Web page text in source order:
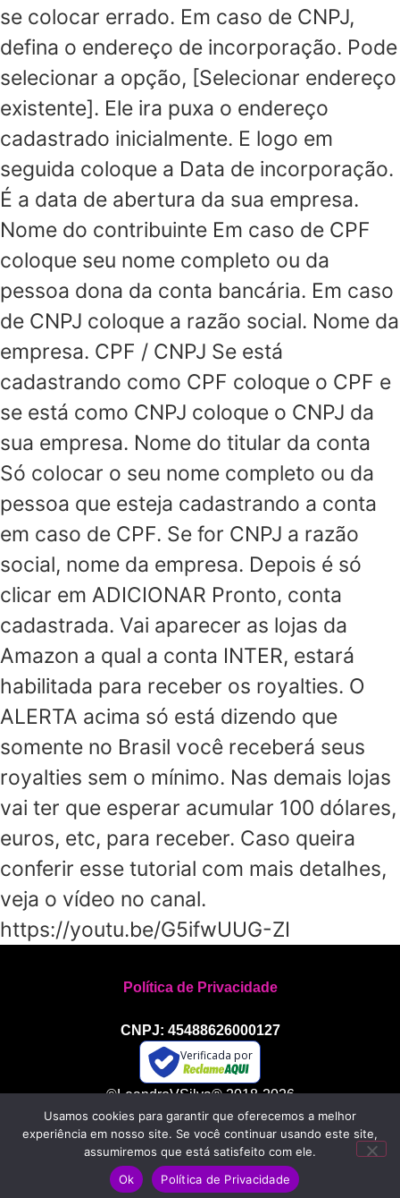
se colocar errado. Em caso de CNPJ,
defina o endereço de incorporação. Pode
selecionar a opção, [Selecionar endereço
existente]. Ele ira puxa o endereço
cadastrado inicialmente. E logo em
seguida coloque a Data de incorporação.
É a data de abertura da sua empresa.
Nome do contribuinte Em caso de CPF
coloque seu nome completo ou da
pessoa dona da conta bancária. Em caso
de CNPJ coloque a razão social. Nome da
empresa. CPF / CNPJ Se está
cadastrando como CPF coloque o CPF e
se está como CNPJ coloque o CNPJ da
sua empresa. Nome do titular da conta
Só colocar o seu nome completo ou da
pessoa que esteja cadastrando a conta
em caso de CPF. Se for CNPJ a razão
social, nome da empresa. Depois é só
clicar em ADICIONAR Pronto, conta
cadastrada. Vai aparecer as lojas da
Amazon a qual a conta INTER, estará
habilitada para receber os royalties. O
ALERTA acima só está dizendo que
somente no Brasil você receberá seus
royalties sem o mínimo. Nas demais lojas
vai ter que esperar acumular 100 dólares,
euros, etc, para receber. Caso queira
conferir esse tutorial com mais detalhes,
veja o vídeo no canal.
https://youtu.be/G5ifwUUG-ZI
Política de Privacidade
CNPJ: 45488626000127
Verificada por
©LeandroVSilva® 2018-2026
Todos os direitos reservados
Usamos cookies para garantir que oferecemos a melhor
experiência em nosso site. Se você continuar usando este site,
assumiremos que está satisfeito com ele.
Ok
Política de Privacidade